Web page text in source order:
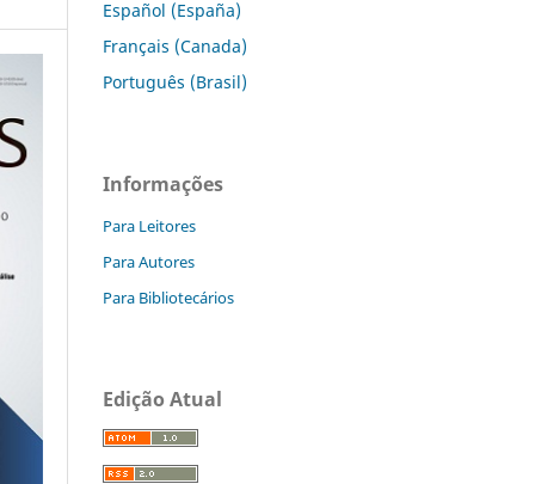
Español (España)
Français (Canada)
Português (Brasil)
Informações
Para Leitores
Para Autores
Para Bibliotecários
Edição Atual